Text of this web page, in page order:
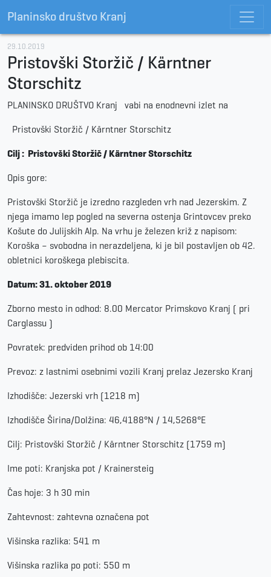
Planinsko društvo Kranj
29.10.2019
Pristovški Storžič / Kärntner
Storschitz
PLANINSKO DRUŠTVO Kranj vabi na enodnevni izlet na
Pristovški Storžič / Kärntner Storschitz
Cilj : Pristovški Storžič / Kärntner Storschitz
Opis gore:
Pristovški Storžič je izredno razgleden vrh nad Jezerskim. Z
njega imamo lep pogled na severna ostenja Grintovcev preko
Košute do Julijskih Alp. Na vrhu je železen križ z napisom:
Koroška – svobodna in nerazdeljena, ki je bil postavljen ob 42.
obletnici koroškega plebiscita.
Datum:31. oktober 2019
Zborno mesto in odhod: 8.00 Mercator Primskovo Kranj ( pri
Carglassu )
Povratek: predviden prihod ob 14:00
Prevoz: z lastnimi osebnimi vozili Kranj prelaz Jezersko Kranj
Izhodišče: Jezerski vrh (1218 m)
Izhodišče Širina/Dolžina: 46,4188°N / 14,5268°E
Cilj: Pristovški Storžič / Kärntner Storschitz (1759 m)
Ime poti: Kranjska pot / Krainersteig
Čas hoje: 3 h 30 min
Zahtevnost: zahtevna označena pot
Višinska razlika: 541 m
Višinska razlika po poti: 550 m